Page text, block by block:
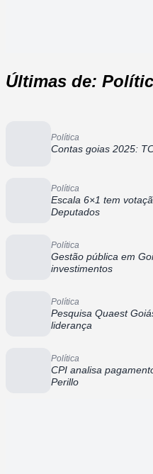
Últimas de:
Política
Contas goias 2025:
Política
Escala 6×1 tem
Deputados
Política
Gestão pública em
investimentos
Política
Pesquisa Quaest
liderança
Política
CPI analisa
Perillo